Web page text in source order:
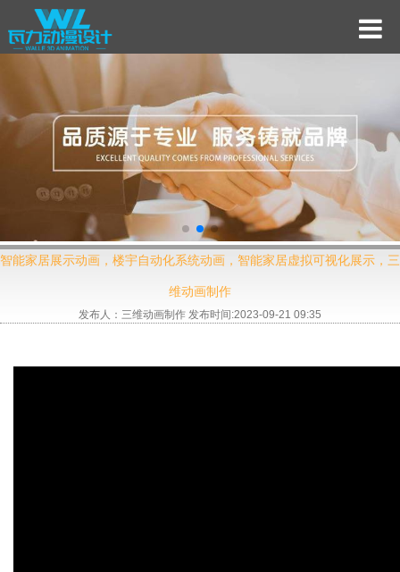
智能家居展示动画，楼宇自动化系统动画，智能家居虚拟可视化展示，三
维动画制作
发布人：三维动画制作 发布时间:2023-09-21 09:35